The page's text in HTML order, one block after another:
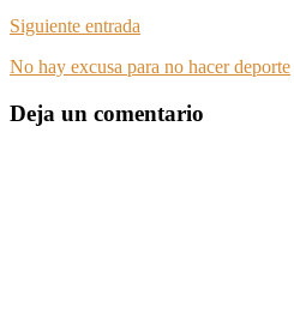
Siguiente entrada
No hay excusa para no hacer deporte
Deja un comentario